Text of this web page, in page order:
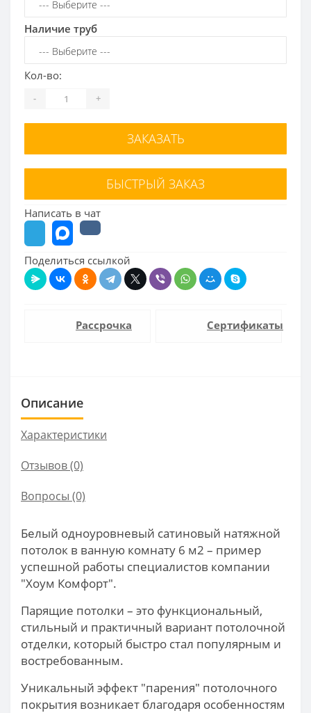
Наличие труб
Кол-во:
- +
ЗАКАЗАТЬ
БЫСТРЫЙ ЗАКАЗ
Написать в чат
Поделиться ссылкой
Рассрочка Сертификаты
Описание
Характеристики
Отзывов (0)
Вопросы (0)
Белый одноуровневый сатиновый натяжной
потолок в ванную комнату 6 м2 – пример
успешной работы специалистов компании
"Хоум Комфорт".
Парящие потолки – это функциональный,
стильный и практичный вариант потолочной
отделки, который быстро стал популярным и
востребованным.
Уникальный эффект "парения" потолочного
покрытия возникает благодаря особенностям